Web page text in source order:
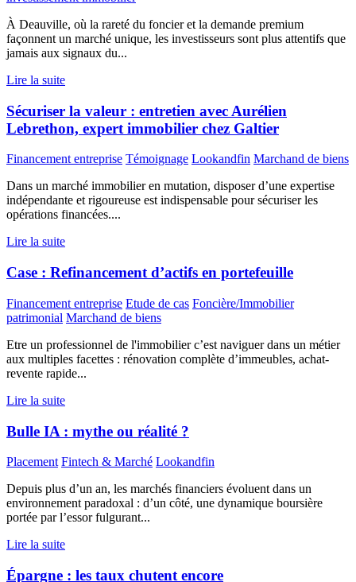
À Deauville, où la rareté du foncier et la demande premium
façonnent un marché unique, les investisseurs sont plus attentifs que
jamais aux signaux du...
Lire la suite
Sécuriser la valeur : entretien avec Aurélien
Lebrethon, expert immobilier chez Galtier
Financement entreprise Témoignage Lookandfin Marchand de biens
Dans un marché immobilier en mutation, disposer d’une expertise
indépendante et rigoureuse est indispensable pour sécuriser les
opérations financées....
Lire la suite
Case : Refinancement d’actifs en portefeuille
Financement entreprise Etude de cas Foncière/Immobilier
patrimonial Marchand de biens
Etre un professionnel de l'immobilier c’est naviguer dans un métier
aux multiples facettes : rénovation complète d’immeubles, achat-
revente rapide...
Lire la suite
Bulle IA : mythe ou réalité ?
Placement Fintech & Marché Lookandfin
Depuis plus d’un an, les marchés financiers évoluent dans un
environnement paradoxal : d’un côté, une dynamique boursière
portée par l’essor fulgurant...
Lire la suite
Épargne : les taux chutent encore